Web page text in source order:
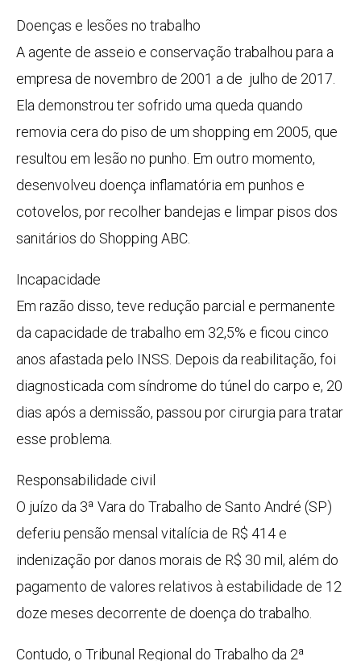
Doenças e lesões no trabalho
A agente de asseio e conservação trabalhou para a
empresa de novembro de 2001 a de julho de 2017.
Ela demonstrou ter sofrido uma queda quando
removia cera do piso de um shopping em 2005, que
resultou em lesão no punho. Em outro momento,
desenvolveu doença inflamatória em punhos e
cotovelos, por recolher bandejas e limpar pisos dos
sanitários do Shopping ABC.
Incapacidade
Em razão disso, teve redução parcial e permanente
da capacidade de trabalho em 32,5% e ficou cinco
anos afastada pelo INSS. Depois da reabilitação, foi
diagnosticada com síndrome do túnel do carpo e, 20
dias após a demissão, passou por cirurgia para tratar
esse problema.
Responsabilidade civil
O juízo da 3ª Vara do Trabalho de Santo André (SP)
deferiu pensão mensal vitalícia de R$ 414 e
indenização por danos morais de R$ 30 mil, além do
pagamento de valores relativos à estabilidade de 12
doze meses decorrente de doença do trabalho.
Contudo, o Tribunal Regional do Trabalho da 2ª